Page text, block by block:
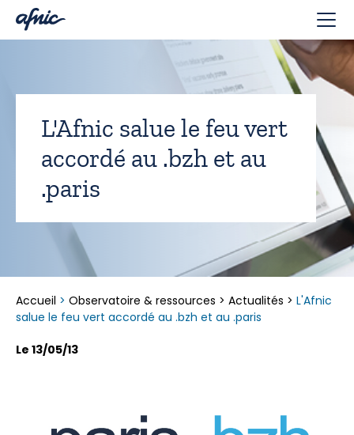
L'Afnic salue le feu vert
accordé au .bzh et au
.paris
Accueil > Observatoire & ressources > Actualités > L'Afnic
salue le feu vert accordé au .bzh et au .paris
Le 13/05/13
Panneau de gestion des cookies